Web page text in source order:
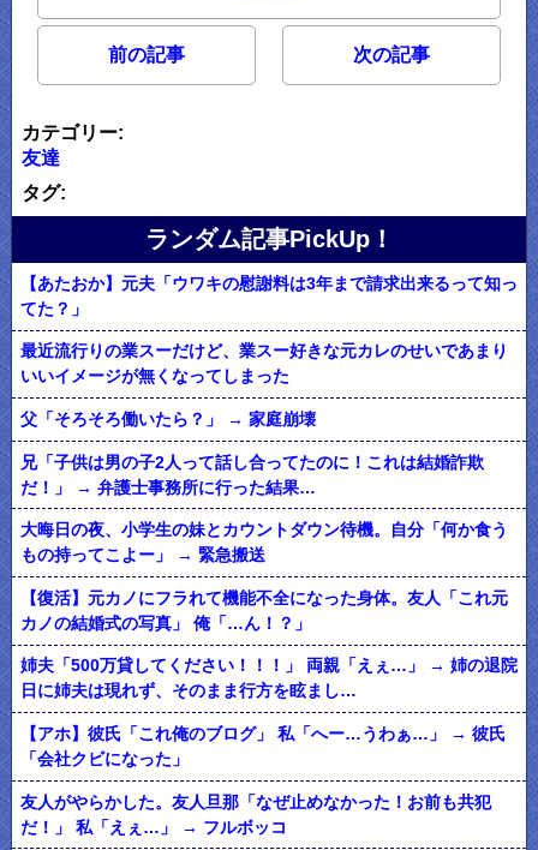
前の記事 次の記事
カテゴリー:
友達
タグ:
ランダム記事PickUp！
【あたおか】元夫「ウワキの慰謝料は3年まで請求出来るって知っ
てた？」
最近流行りの業スーだけど、業スー好きな元カレのせいであまり
いいイメージが無くなってしまった
父「そろそろ働いたら？」 → 家庭崩壊
兄「子供は男の子2人って話し合ってたのに！これは結婚詐欺
だ！」 → 弁護士事務所に行った結果…
大晦日の夜、小学生の妹とカウントダウン待機。自分「何か食う
もの持ってこよー」 → 緊急搬送
【復活】元カノにフラれて機能不全になった身体。友人「これ元
カノの結婚式の写真」 俺「…ん！？」
姉夫「500万貸してください！！！」 両親「えぇ…」 → 姉の退院
日に姉夫は現れず、そのまま行方を眩まし…
【アホ】彼氏「これ俺のブログ」 私「へー…うわぁ…」 → 彼氏
「会社クビになった」
友人がやらかした。友人旦那「なぜ止めなかった！お前も共犯
だ！」 私「えぇ…」 → フルボッコ